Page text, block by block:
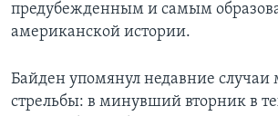
предубежденным и самым
американской истории.
Байден упомянул недавние случаи
стрельбы: в минувший вторник в